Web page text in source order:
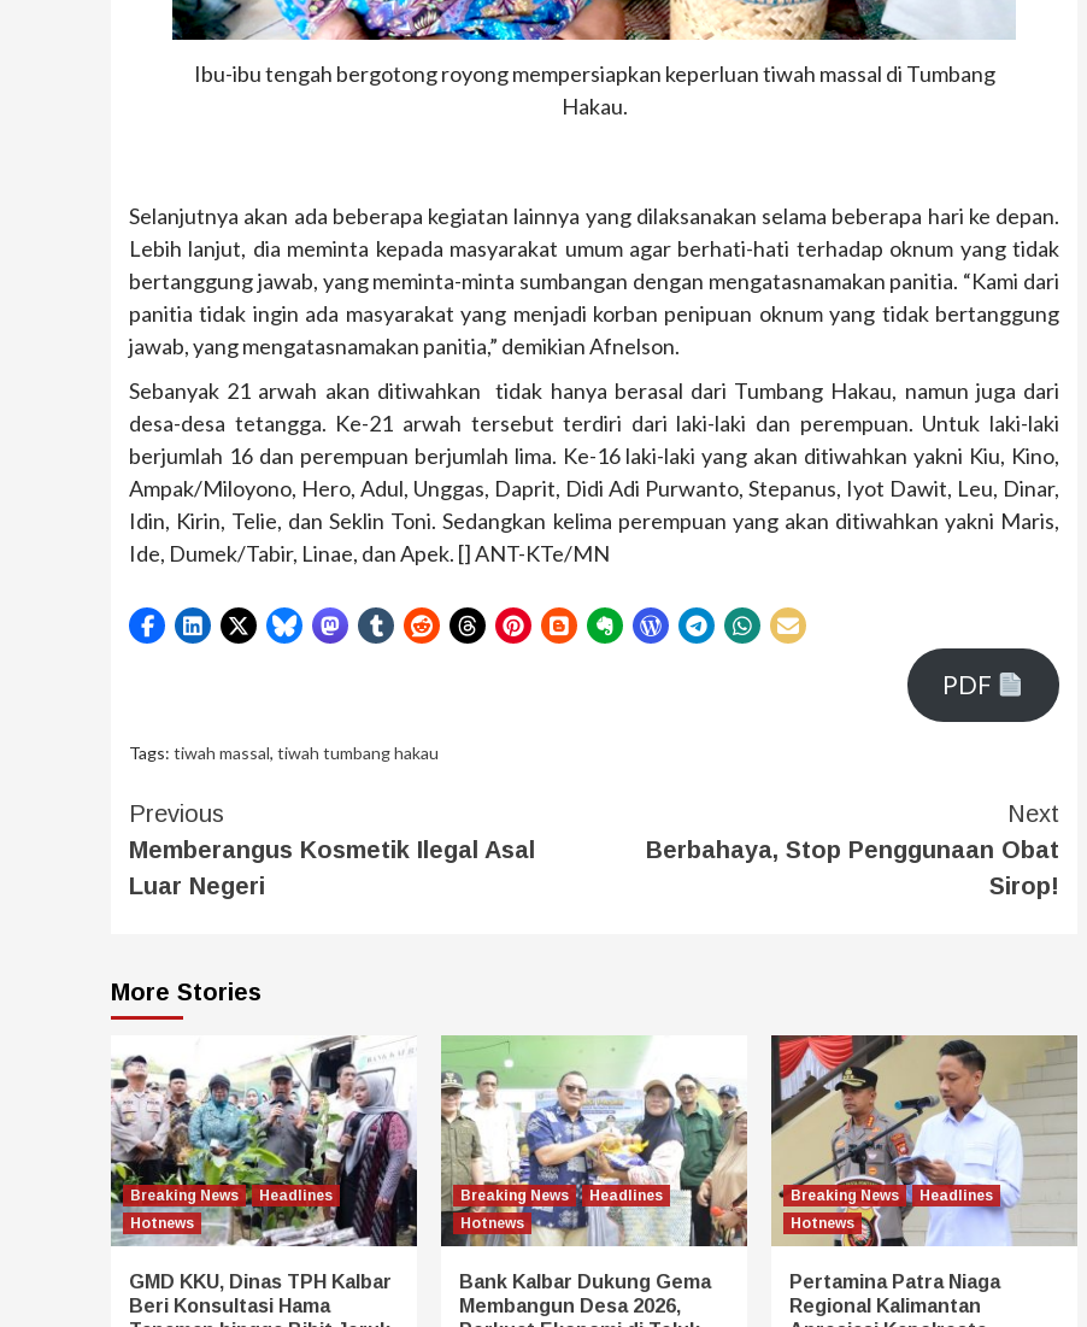
Ibu-ibu tengah bergotong royong mempersiapkan keperluan tiwah massal di Tumbang
Hakau.
Selanjutnya akan ada beberapa kegiatan lainnya yang dilaksanakan selama beberapa hari ke depan.
Lebih lanjut, dia meminta kepada masyarakat umum agar berhati-hati terhadap oknum yang tidak
bertanggung jawab, yang meminta-minta sumbangan dengan mengatasnamakan panitia. “Kami dari
panitia tidak ingin ada masyarakat yang menjadi korban penipuan oknum yang tidak bertanggung
jawab, yang mengatasnamakan panitia,” demikian Afnelson.
Sebanyak 21 arwah akan ditiwahkan tidak hanya berasal dari Tumbang Hakau, namun juga dari
desa-desa tetangga. Ke-21 arwah tersebut terdiri dari laki-laki dan perempuan. Untuk laki-laki
berjumlah 16 dan perempuan berjumlah lima. Ke-16 laki-laki yang akan ditiwahkan yakni Kiu, Kino,
Ampak/Miloyono, Hero, Adul, Unggas, Daprit, Didi Adi Purwanto, Stepanus, Iyot Dawit, Leu, Dinar,
Idin, Kirin, Telie, dan Seklin Toni. Sedangkan kelima perempuan yang akan ditiwahkan yakni Maris,
Ide, Dumek/Tabir, Linae, dan Apek. [] ANT-KTe/MN
PDF
Tags: tiwah massal, tiwah tumbang hakau
Previous
Memberangus Kosmetik Ilegal Asal
Luar Negeri
Next
Berbahaya, Stop Penggunaan Obat
Sirop!
More Stories
Breaking News
Headlines
Hotnews
GMD KKU, Dinas TPH Kalbar
Beri Konsultasi Hama
Breaking News
Headlines
Hotnews
Bank Kalbar Dukung Gema
Membangun Desa 2026,
Breaking News
Headlines
Hotnews
Pertamina Patra Niaga
Regional Kalimantan